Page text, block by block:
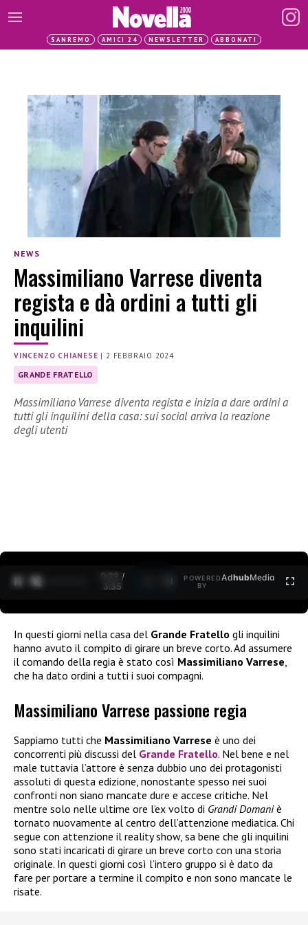
SANREMO AMICI 24 NEWSLETTER ABBONATI
NEWS
Massimiliano Varrese diventa
regista e dà ordini a tutti gli
inquilini
VINCENZO CHIANESE |2 FEBBRAIO 2024
GRANDE FRATELLO
Massimiliano Varrese diventa regista e inizia a dare ordini a
tutti gli inquilini della casa: sui social arriva la reazione
degli utenti
0:30 /
3:35
POWERED
BY
AdhubMedia
In questi giorni nella casa del Grande Fratello gli inquilini
hanno avuto il compito di girare un breve corto. Ad assumere
il comando della regia è stato così Massimiliano Varrese
che ha dato ordini a tutti i suoi compagni.
Massimiliano Varrese passione regia
Sappiamo tutti che Massimiliano Varrese è uno dei
concorrenti più discussi del Grande Fratello. Nel bene e nel
male tuttavia l’attore è senza dubbio uno dei protagonisti
assoluti di questa edizione, nonostante spesso nei suoi
confronti non siano mancate dure e accese critiche. Nel
mentre solo nelle ultime ore l’ex volto di Grandi Domaniè
tornato nuovamente al centro dell’attenzione mediatica. Chi
segue con attenzione il reality show, sa bene che gli inquilini
sono stati incaricati di girare un breve corto con una storia
originale. In questi giorni così l’intero gruppo si è dato da
fare per portare a termine il compito e non sono mancate le
risate.